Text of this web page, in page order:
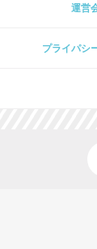
運営
プライパシ